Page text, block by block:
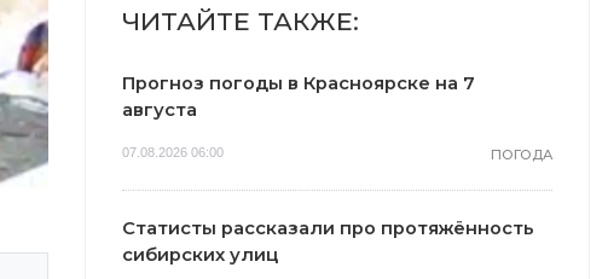
ЧИТАЙТЕ ТАКЖЕ:
Прогноз погоды в Красноярске на 7
августа
07.08.2026 06:00 ПОГОДА
Статисты рассказали про протяжённость
сибирских улиц